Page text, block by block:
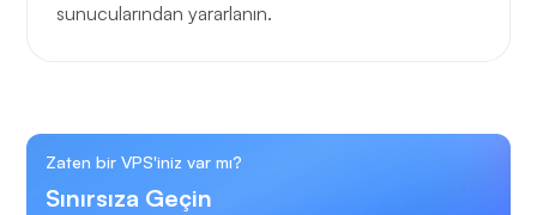
sunucularından yararlanın.
Zaten bir VPS'iniz var mı?
Sınırsıza Geçin